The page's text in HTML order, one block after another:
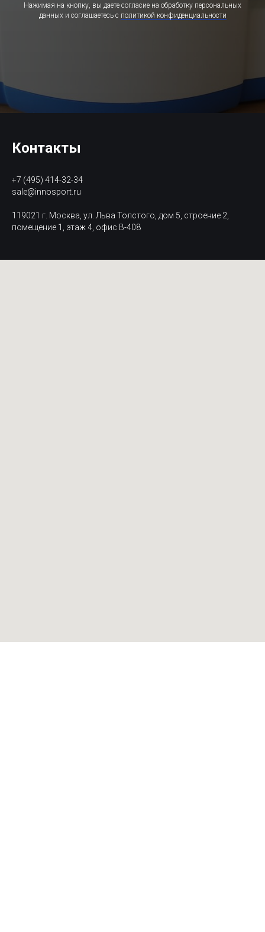
Нажимая на кнопку, вы даете согласие на обработку персональных
данных и соглашаетесь c политикой конфиденциальности
Контакты
+7 (495) 414-32-34
sale@innosport.ru
119021 г. Москва, ул. Льва Толстого, дом 5, строение 2,
помещение 1, этаж 4, офис В-408